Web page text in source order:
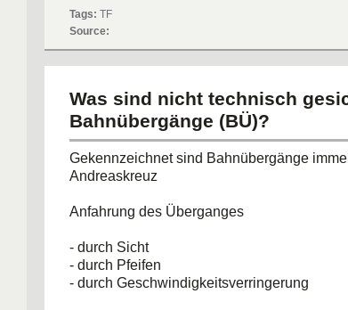
Tags: TF
Source:
Was sind nicht technisch
Bahnübergänge (BÜ)?
Gekennzeichnet sind Bahnübergänge
Andreaskreuz
Anfahrung des Überganges
- durch Sicht
- durch Pfeifen
- durch Geschwindigkeitsverringerung